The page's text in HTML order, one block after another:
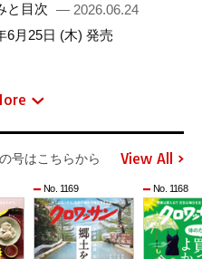
と目次 — 2026.06.24
6月25日 (木) 発売
号はこちらから View All
No. 1169 No. 1168